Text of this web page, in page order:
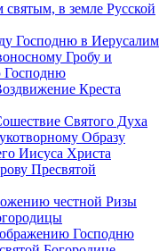
святым, в земле Русской
Господню в Иерусалим
Гробу и
Господню
Креста
Святого Духа
Образу
Иисуса Христа
Пресвятой
честной Ризы
Господню